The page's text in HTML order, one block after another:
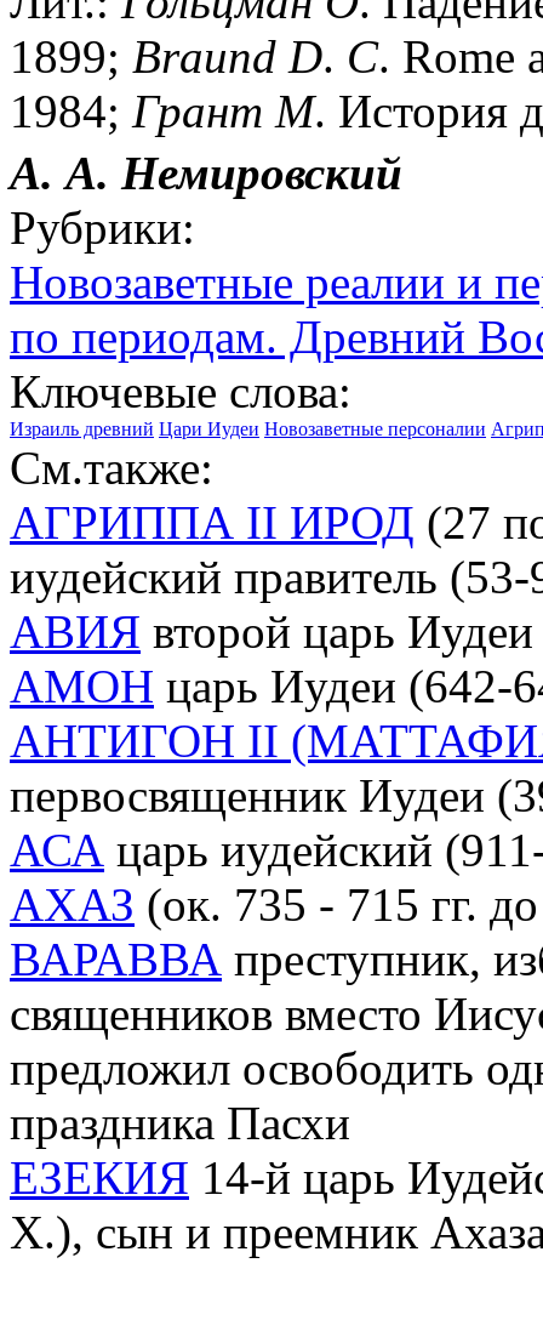
1899; Braund D. C. Rome
1984; Грант М. История
А. А. Немировский
Рубрики:
Новозаветные реалии и
по периодам. Древний
Ключевые слова:
Израиль древний Цари Иудеи Новозаветные персоналии
См.также:
АГРИППА II ИРОД (27
иудейский правитель
АВИЯ второй царь Иудеи
АМОН царь Иудеи (642-
АНТИГОН II
первосвященник Иудеи
АСА царь иудейский
АХАЗ (ок. 735 - 715 гг.
ВАРАВВА преступник,
священников вместо
предложил освободить
праздника Пасхи
ЕЗЕКИЯ 14-й царь
Х.), сын и преемник